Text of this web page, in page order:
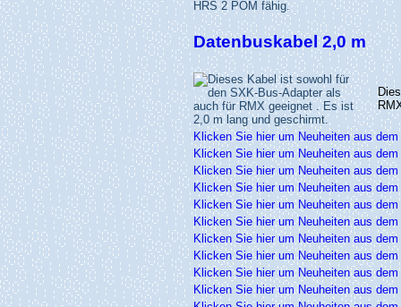
Datenbuskabel 2,0 m
Klicken Sie hier um Neuheiten aus
Klicken Sie hier um Neuheiten aus
Klicken Sie hier um Neuheiten aus
Klicken Sie hier um Neuheiten aus
Klicken Sie hier um Neuheiten aus
Klicken Sie hier um Neuheiten aus
Klicken Sie hier um Neuheiten aus
Klicken Sie hier um Neuheiten aus
Klicken Sie hier um Neuheiten aus
Klicken Sie hier um Neuheiten aus